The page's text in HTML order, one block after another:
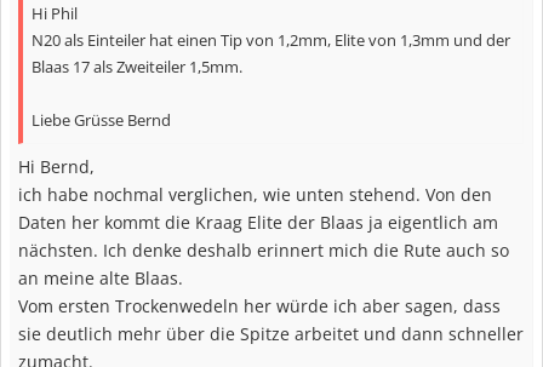
Hi Phil
N20 als Einteiler hat einen Tip von 1,2mm, Elite von 1,3mm und der
Blaas 17 als Zweiteiler 1,5mm.
Liebe Grüsse Bernd
Hi Bernd,
ich habe nochmal verglichen, wie unten stehend. Von den
Daten her kommt die Kraag Elite der Blaas ja eigentlich am
nächsten. Ich denke deshalb erinnert mich die Rute auch so
an meine alte Blaas.
Vom ersten Trockenwedeln her würde ich aber sagen, dass
sie deutlich mehr über die Spitze arbeitet und dann schneller
zumacht.